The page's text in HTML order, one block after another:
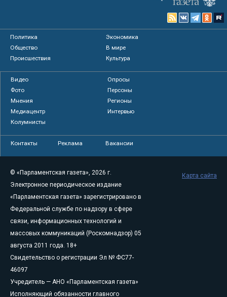
Политика
Экономика
Общество
В мире
Происшествия
Культура
Видео
Опросы
Фото
Персоны
Мнения
Регионы
Медиацентр
Интервью
Колумнисты
Контакты Реклама Вакансии
© «Парламентская газета», 2026 г.
Электронное периодическое издание
«Парламентская газета» зарегистрировано в
Федеральной службе по надзору в сфере
связи, информационных технологий и
массовых коммуникаций (Роскомнадзор) 05
августа 2011 года. 18+
Свидетельство о регистрации Эл № ФС77-
46097
Учредитель — АНО «Парламентская газета»
Исполняющий обязанности главного
Карта сайта